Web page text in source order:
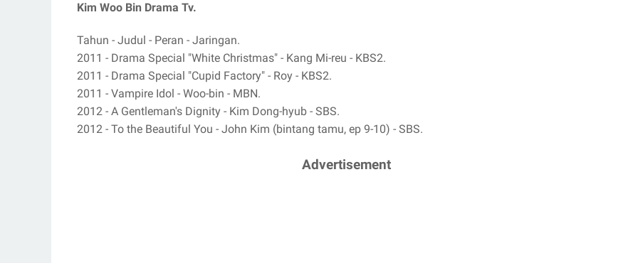
Kim Woo Bin Drama Tv.
Tahun - Judul - Peran - Jaringan.
2011 - Drama Special "White Christmas" - Kang Mi-reu - KBS2.
2011 - Drama Special "Cupid Factory" - Roy - KBS2.
2011 - Vampire Idol - Woo-bin - MBN.
2012 - A Gentleman's Dignity - Kim Dong-hyub - SBS.
2012 - To the Beautiful You - John Kim (bintang tamu, ep 9-10) - SBS.
Advertisement